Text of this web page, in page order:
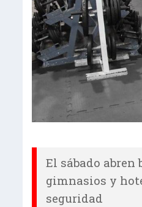
El sábado
gimnasios y
seguridad